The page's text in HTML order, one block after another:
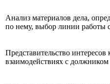
Анализ материалов дела,
по нему, выбор линии работы
Представительство интересов
взаимодействиях с должником